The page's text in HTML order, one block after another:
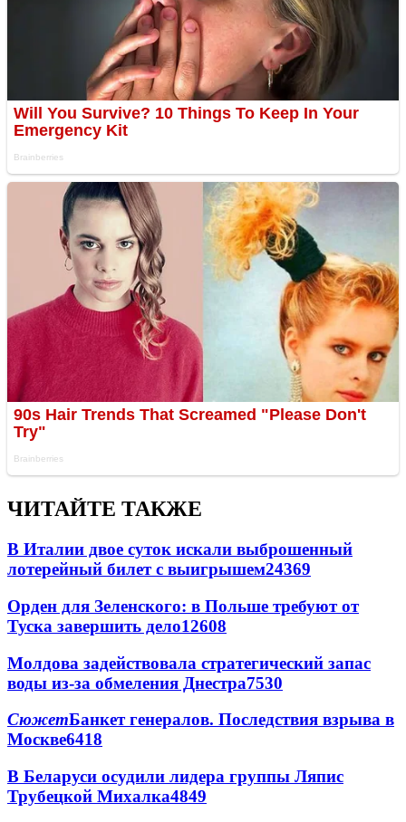
ЧИТАЙТЕ ТАКЖЕ
В Италии двое суток искали выброшенный
лотерейный билет с выигрышем24369
Орден для Зеленского: в Польше требуют от
Туска завершить дело12608
Молдова задействовала стратегический запас
воды из-за обмеления Днестра7530
СюжетБанкет генералов. Последствия взрыва в
Москве6418
В Беларуси осудили лидера группы Ляпис
Трубецкой Михалка4849